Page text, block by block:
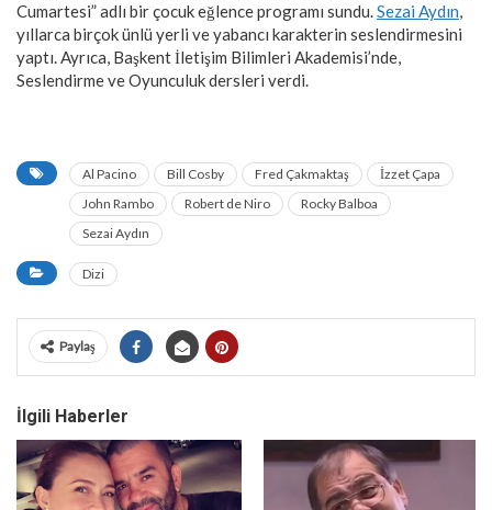
Cumartesi” adlı bir çocuk eğlence programı sundu.Sezai Aydın,
yıllarca birçok ünlü yerli ve yabancı karakterin seslendirmesini
yaptı. Ayrıca, Başkent İletişim Bilimleri Akademisi’nde,
Seslendirme ve Oyunculuk dersleri verdi.
Al Pacino Bill Cosby Fred Çakmaktaş
İzzet Çapa
John Rambo
Robert de Niro
Rocky Balboa
Sezai Aydın
Dizi
Paylaş
İlgili Haberler